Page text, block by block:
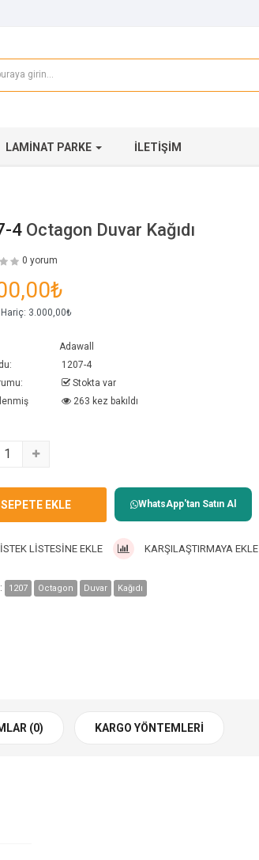
LAMINAT PARKE İLETIŞIM
4 Octagon Duvar Kağıdı
0 yorum
3.000,00₺
Adawall
1207-4
Stokta var
263 kez bakıldı
WhatsApp'tan Satın Al
İSTEK LISTESINE EKLE KARŞILAŞTIRMAYA EKLE
1207 Octagon Duvar Kağıdı
(0) KARGO YÖNTEMLERI